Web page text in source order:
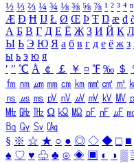
½ ⅓ ⅔ ¼ ¾ ⅛ ⅜ ⅝ ⅞ ¹ ² ³ ⁴ ⁿ
Æ Ð Ħ Ĳ Ł Ø Œ Þ Ŧ Ŋ æ đ
А Б В Г Д Е Ё Ж З И Й К Л
Ы Ь Э Ю Я а б в г д е ё ж з
ы ь э ю я
′ ″ ℃ Å ￠ ￡ ￥ ¤ ℉ ‰ ＄
㎙ ㎚ ㎛ ㎜ ㎝ ㎞ ㎟ ㎠ ㎡
㎱ ㎲ ㎳ ㎴ ㎵ ㎶ ㎷ ㎸ ㎹
㎒ ㎓ ㎔ Ω ㏀ ㏁ ㎊ ㎋ ㎌
㏃ ㏉ ㏜ ㏆
§ ※ ☆ ★ ○ ● ◎ ◇ ◆ □ ■
♠ ♡ ♥ ♧ ♣ ⊙ ◈ ▣ ◐ ◑ ▒